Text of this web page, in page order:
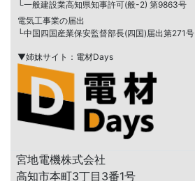
└一般建設業高知県知事許可(般-2) 第9863号
電気工事業の届出
└中国四国産業保安監督部長(四国)届出第271号
▼姉妹サイト：電材Days
宮地電機株式会社
高知市本町3丁目3番1号